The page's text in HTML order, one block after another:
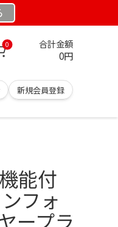
0 合計金額
0円
新規会員登録
能付
フォ
ープラ